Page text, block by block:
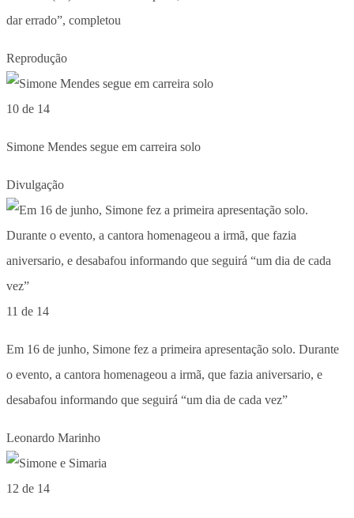
dar errado”, completou
Reprodução
10 de 14
Simone Mendes segue em carreira solo
Divulgação
11 de 14
Em 16 de junho, Simone fez a primeira apresentação solo. Durante
o evento, a cantora homenageou a irmã, que fazia aniversario, e
desabafou informando que seguirá “um dia de cada vez”
Leonardo Marinho
12 de 14